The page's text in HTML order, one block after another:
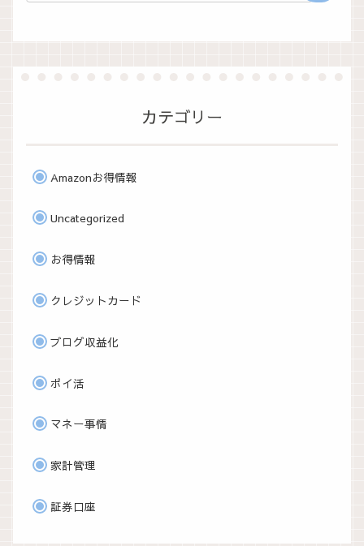
カテゴリー
Amazonお得情報
Uncategorized
お得情報
クレジットカード
ブログ収益化
ポイ活
マネー事情
家計管理
証券口座